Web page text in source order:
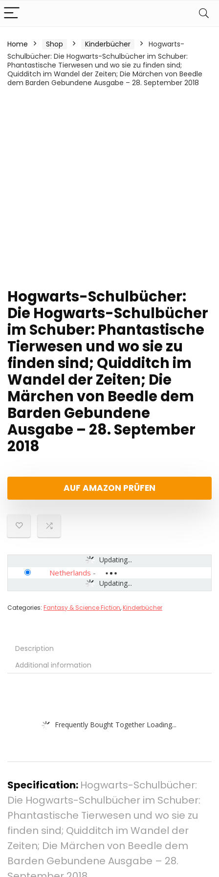
Home Shop Kinderbücher
Hogwarts-
Schulbücher: Die Hogwarts-Schulbücher im Schuber:
Phantastische Tierwesen und wo sie zu finden sind;
Quidditch im Wandel der Zeiten; Die Märchen von Beedle
dem Barden Gebundene Ausgabe – 28. September 2018
Hogwarts-Schulbücher:
Die Hogwarts-Schulbücher
im Schuber: Phantastische
Tierwesen und wo sie zu
finden sind; Quidditch im
Wandel der Zeiten; Die
Märchen von Beedle dem
Barden Gebundene
Ausgabe – 28. September
2018
AUF AMAZON PRÜFEN
Updating...
Updating...
Netherlands -
Categories: Fantasy & Science Fiction,Kinderbücher
Description
Additional information
Frequently Bought Together Loading...
Specification: Hogwarts-Schulbücher:
Die Hogwarts-Schulbücher im Schuber:
Phantastische Tierwesen und wo sie zu
finden sind; Quidditch im Wandel der
Zeiten; Die Märchen von Beedle dem
Barden Gebundene Ausgabe – 28.